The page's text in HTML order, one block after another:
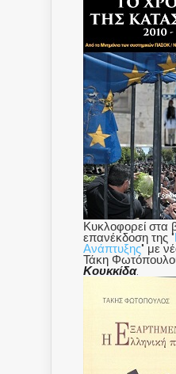
Κυκλοφορεί στα
επανέκδοση της "
Ανάπτυξης" με
Τάκη
Κουκκίδα.